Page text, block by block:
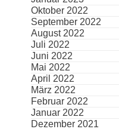
Oktober 2022
September 2022
August 2022
Juli 2022
Juni 2022
Mai 2022
April 2022
März 2022
Februar 2022
Januar 2022
Dezember 2021